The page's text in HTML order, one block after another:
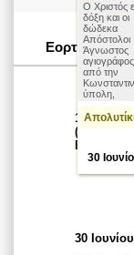
Ο Χριστός
δόξη και οι
δώδεκα
Απόστολοι
Άγνωστος
αγιογράφος
από την
ύπολη,
30
Εορταστικές
15
(2026 -
Εορτή)
30 Ιουνίου